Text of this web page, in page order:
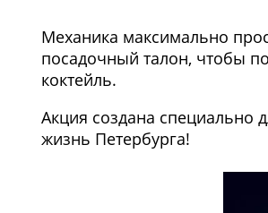
Механика максимально
посадочный талон, чтобы
коктейль.
Акция создана специально
жизнь Петербурга!